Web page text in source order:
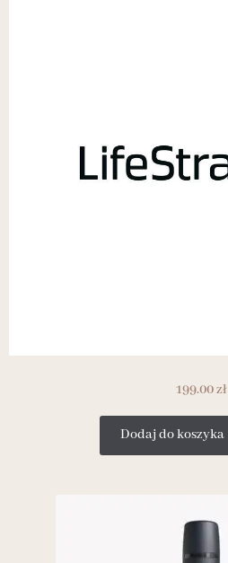
199.00zł
Dodaj do koszyka